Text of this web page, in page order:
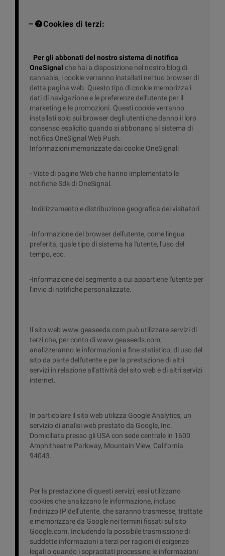
– Cookies di terzi:
Per gli abbonati del nostro sistema di notifica
OneSignal che hai a disposizione nel nostro blog di
cannabis, i cookie verranno installati nel tuo browser di
detta pagina web. Questo tipo di cookie memorizza i
dati di navigazione e le preferenze dell'utente per il
marketing e le promozioni. Questi cookie verranno
installati solo sui browser degli utenti che danno il loro
consenso esplicito quando si abbonano al sistema di
notifica OneSignal Web Push.
Informazioni memorizzate dai cookie OneSignal:
- Viste di pagine Web che hanno implementato le
notifiche Sdk di OneSignal.
-Indirizzamento e distribuzione geografica dei visitatori.
-Informazione del browser dell'utente, come lingua
preferita, quale tipo di sistema ha l'utente, l'uso del
tempo, ecc.
-Informazione del segmento a cui appartiene l'utente per
l'invio di notifiche personalizzate.
Il sito web www.geaseeds.com può utilizzare servizi di
terzi che, per conto di www.geaseeds.com,
analizzeranno le informazioni a fine statistico, di uso del
sito da parte dell'utente e per la prestazione di altri
servizi in relazione all'attività del sito web e di altri servizi
internet.
In particolare il sito web utilizza Google Analytics, un
servizio di analisi web prestato da Google, Inc.
Domiciliata presso gli USA con sede centrale in 1600
Amphitheatre Parkway, Mountain View, California
94043.
Per la prestazione di questi servizi, essi utilizzano
cookies che analizzano le informazione, incluso
l'indirizzo IP dell'utente, che saranno trasmesse, trattate
e memorizzare da Google nei termini fissati sul sito
Google.com. Includendo la possibile trasmissione di
suddette informazioni a terzi per ragioni di esigenze
legali o quando i sopracitati processino le informazioni